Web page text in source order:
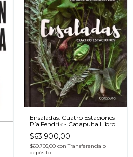
Ensaladas: Cuatro Estaciones -
Pía Fendrik - Catapulta Libro
$63.900,00
$60.705,00 con Transferencia o
depósito